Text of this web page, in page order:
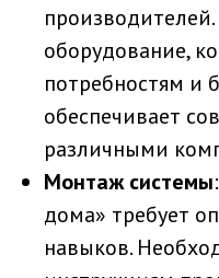
оборудование,
потребностям и
обеспечивает
различными
Монтаж системы
дома» требует
навыков.